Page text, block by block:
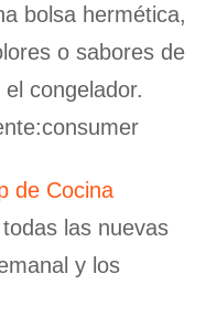
bolsa hermética,
o sabores de
congelador.
de Cocina
las nuevas
y los